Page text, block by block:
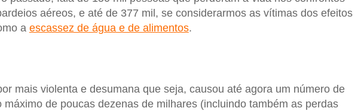
aéreos, e até de 377 mil, se considerarmos as vítimas dos efeitos
a escassez de água e de alimentos.
mais violenta e desumana que seja, causou até agora um número de
máximo de poucas dezenas de milhares (incluindo também as perdas